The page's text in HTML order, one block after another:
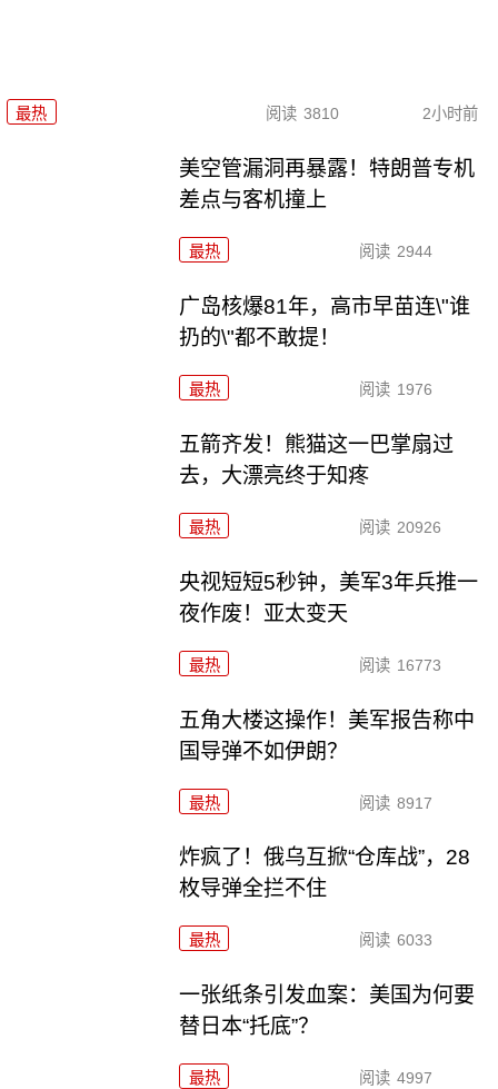
最热 阅读 3810 2小时前
美空管漏洞再暴露！特朗普专机
差点与客机撞上
最热 阅读 2944
广岛核爆81年，高市早苗连\"谁
扔的\"都不敢提！
最热 阅读 1976
五箭齐发！熊猫这一巴掌扇过
去，大漂亮终于知疼
最热 阅读 20926
央视短短5秒钟，美军3年兵推一
夜作废！亚太变天
最热 阅读 16773
五角大楼这操作！美军报告称中
国导弹不如伊朗？
最热 阅读 8917
炸疯了！俄乌互掀“仓库战”，28
枚导弹全拦不住
最热 阅读 6033
一张纸条引发血案：美国为何要
替日本“托底”？
最热 阅读 4997